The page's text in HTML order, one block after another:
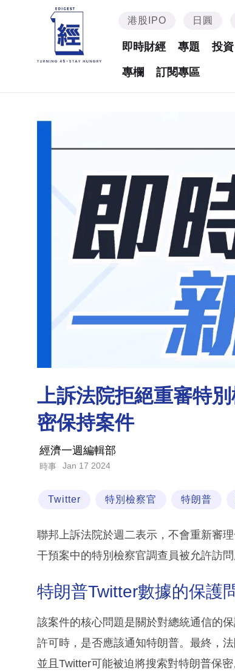
港股IPO 日圓
即時財經 專題 投資
專欄 訂閱專區
上訴法院拒絕重審特
密保持案件
經濟一週編輯部
時事 Jan 17 2024
Twitter 特別檢察官 特朗普
聯邦上訴法院於週二表示，不會重新審
干預案中的特別檢察官調查員被允許訪
特朗普Twitter數據的保護
該案件的核心問題是關於對總統通信的
許可時，是否應該通知特朗普。最終，
並且Twitter可能被迫將搜索對特朗普保密